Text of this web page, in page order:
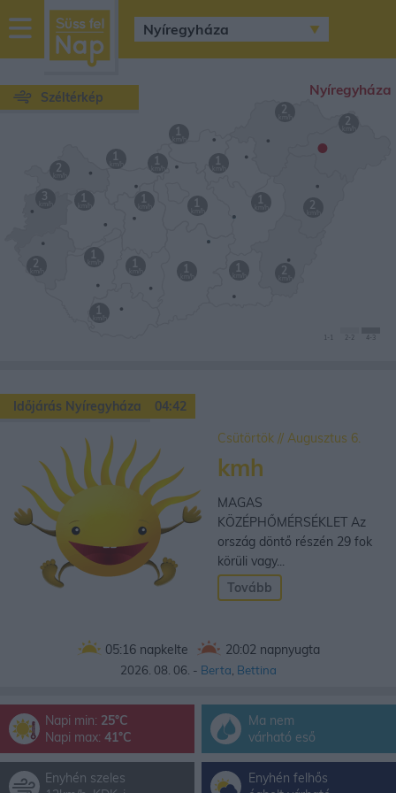
sussfelnap.hu
időjárás
Széltérkép
•
Nyíregyháza
2
1 2
1
2
1
km/h
km/h
2
2
1
km/h
1
km/h
1
1
1
3
1 1
1
2
2 -2 4- 3
Időjárás Nyíregyháza
04:42
Csütörtök // Augusztus 6.
kmh
MAGAS
KÖZÉPHŐMÉRSÉKLET Az
ország döntő részén 29 fok
körüli vagy...
Tovább
05:16 napkelte 20:02 napnyugta
2026. 08. 06. - Berta Bettina
Napi min: 25°C
Napi max: 41°C
Ma nem
várható eső
Enyhén szeles
Enyhén felhős